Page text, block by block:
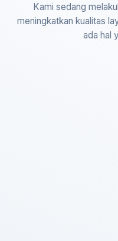
Kami sedang
meningkatkan kualitas
ada hal